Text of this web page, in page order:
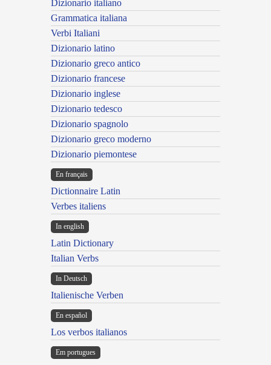
Dizionario italiano
Grammatica italiana
Verbi Italiani
Dizionario latino
Dizionario greco antico
Dizionario francese
Dizionario inglese
Dizionario tedesco
Dizionario spagnolo
Dizionario greco moderno
Dizionario piemontese
En français
Dictionnaire Latin
Verbes italiens
In english
Latin Dictionary
Italian Verbs
In Deutsch
Italienische Verben
En español
Los verbos italianos
Em portugues